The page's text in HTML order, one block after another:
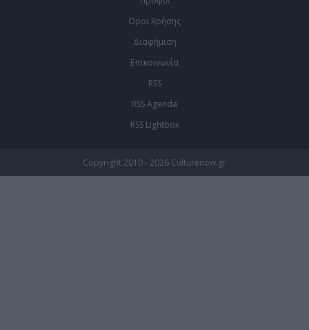
Οροι Χρήσης
Διαφήμιση
Επικοινωνία
RSS
RSS Agenda
RSS Lightbox
Copyright 2010 - 2026 Culturenow.gr